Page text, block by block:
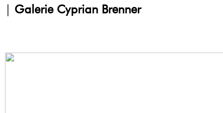
| Galerie Cyprian Brenner